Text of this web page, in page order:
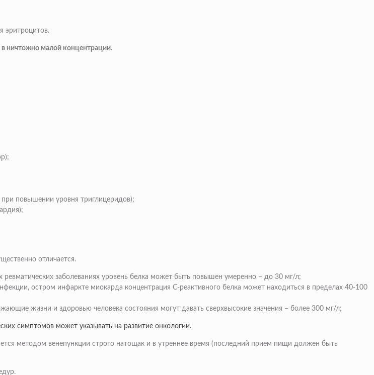
эритроцитов.
в ничтожно малой концентрации.
повышении уровня триглицеридов);
);
отличается.
заболеваниях уровень белка может быть повышен умеренно – до 30 мг/л;
остром инфаркте миокарда концентрация С-реактивного белка может находиться в пределах 40-100
жизни и здоровью человека состояния могут давать сверхвысокие значения – более 300 мг/л;
симптомов может указывать на развитие онкологии.
методом венепункции строго натощак и в утреннее время (последний прием пищи должен быть